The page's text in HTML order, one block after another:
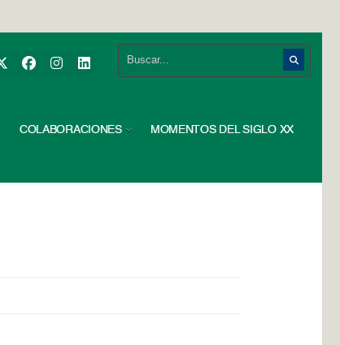
COLABORACIONES MOMENTOS DEL SIGLO XX